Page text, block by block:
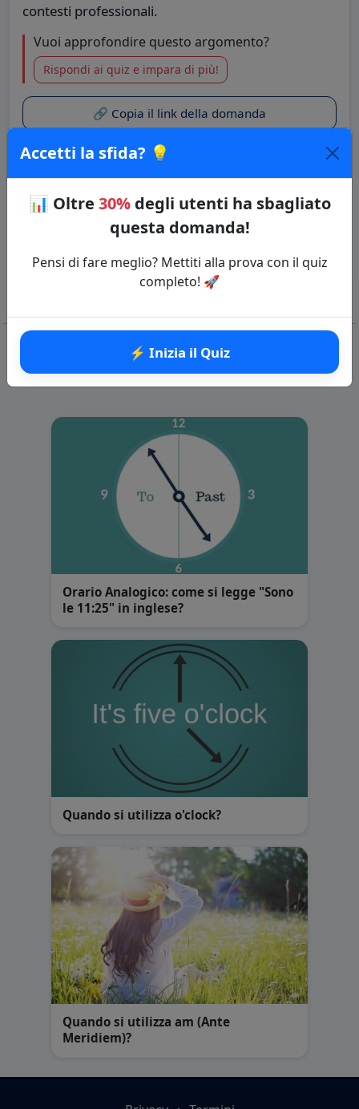
Accetti la sfida? 💡
📊 Oltre 30%degli utenti ha sbagliato
questa domanda!
Pensi di fare meglio? Mettiti alla prova con il quiz
completo! 🚀
⚡ Inizia il Quiz
contesti professionali.
Vuoi approfondire questo argomento?
Rispondi ai quiz e impara di più!
🔗 Copia il link della domanda
Quiz: Orario inglese
⚡ Inizia il Quiz
Domande correlate
Orario Analogico: come si legge "Sono
le 11:25" in inglese?
Quando si utilizza o'clock?
Quando si utilizza am (Ante
Meridiem)?